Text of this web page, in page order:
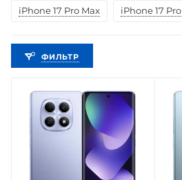
iPhone 17 Pro Max iPhone 17 Pro
ФИЛЬТР